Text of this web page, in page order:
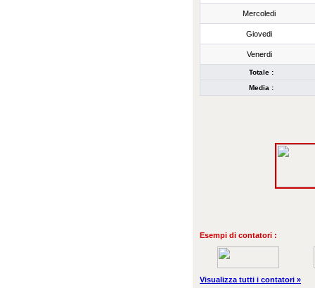
Mercoledi
Giovedi
Venerdi
Totale :
Media :
Esempi di contatori :
Visualizza tutti i contatori »